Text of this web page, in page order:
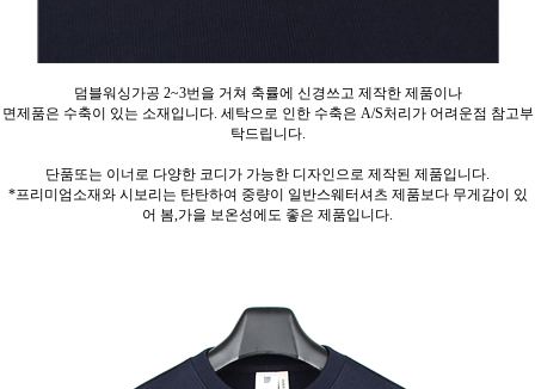
덤블워싱가공 2~3번을 거쳐 축률에 신경쓰고 제작한 제품이나
면제품은 수축이 있는 소재입니다. 세탁으로 인한 수축은 A/S처리가 어려운점 참고부
탁드립니다.
단품또는 이너로 다양한 코디가 가능한 디자인으로 제작된 제품입니다.
*프리미엄소재와 시보리는 탄탄하여 중량이 일반스웨터셔츠 제품보다 무게감이 있
어 봄,가을 보온성에도 좋은 제품입니다.